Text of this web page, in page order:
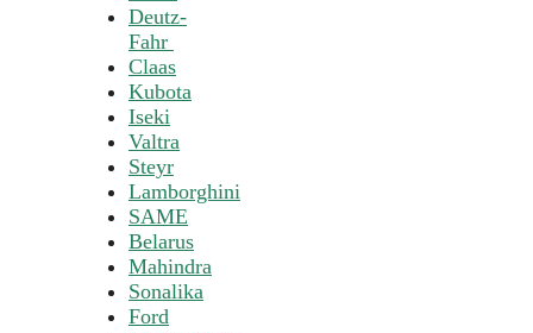
Deutz-
Fahr
Claas
Kubota
Iseki
Valtra
Steyr
Lamborghini
SAME
Belarus
Mahindra
Sonalika
Ford